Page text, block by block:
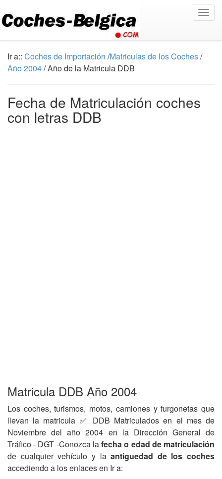
Ir a:: Coches de Importación /Matriculas de los Coches/
Año 2004/ Año de la Matricula DDB
Fecha de Matriculación coches
con letras DDB
Matricula DDB Año 2004
Los coches, turismos, motos, camiones y furgonetas que
llevan la matricula ✅ DDB Matriculados en el mes de
Noviembre del año 2004 en la Dirección General de
Tráfico - DGT -Conozca lafecha o edad de matriculación
de cualquier vehículo y laantiguedad de los coches
accediendo a los enlaces en Ir a: